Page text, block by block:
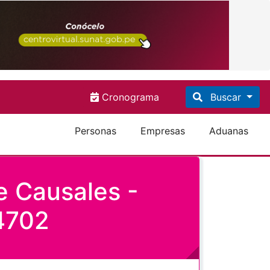
Cronograma Buscar
Personas Empresas Aduanas
Causales -